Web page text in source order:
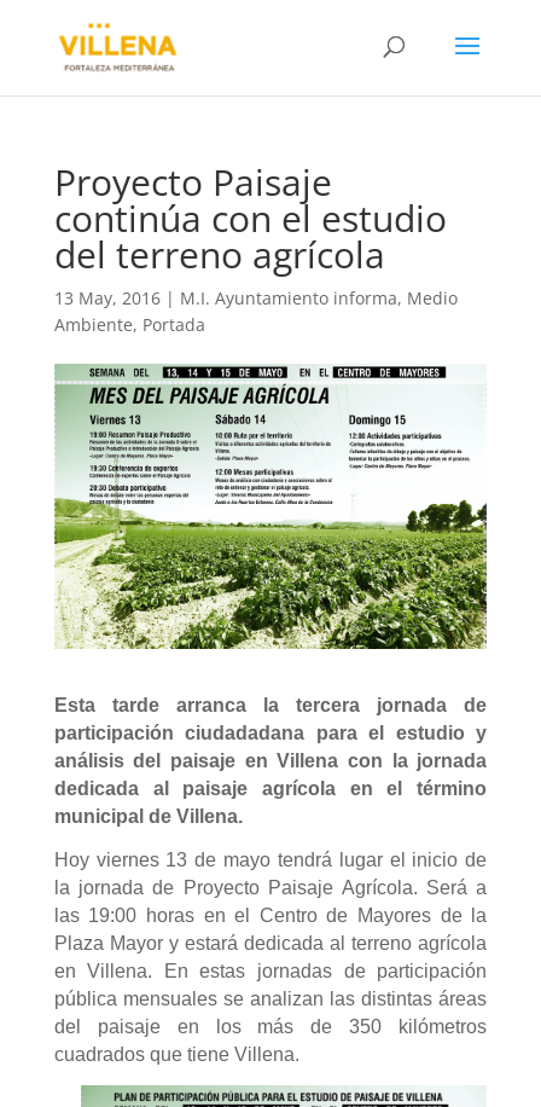
Proyecto Paisaje
continúa con el estudio
del terreno agrícola
13 May, 2016| M.I. Ayuntamiento informa, Medio
Ambiente, Portada
Esta tarde arranca la tercera jornada de
participación ciudadadana para el estudio y
análisis del paisaje en Villena con la jornada
dedicada al paisaje agrícola en el término
municipal de Villena.
Hoy viernes 13 de mayo tendrá lugar el inicio de
la jornada de Proyecto Paisaje Agrícola. Será a
las 19:00 horas en el Centro de Mayores de la
Plaza Mayor y estará dedicada al terreno agrícola
en Villena. En estas jornadas de participación
pública mensuales se analizan las distintas áreas
del paisaje en los más de 350 kilómetros
cuadrados que tiene Villena.